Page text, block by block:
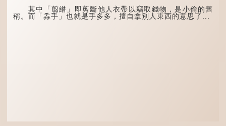
「荊揚」指...
其中「翦綹」即剪斷他人衣帶以竊取錢物，是小偷的舊
稱。而「掱手」也就是手多多，擅自拿別人東西的意思了...